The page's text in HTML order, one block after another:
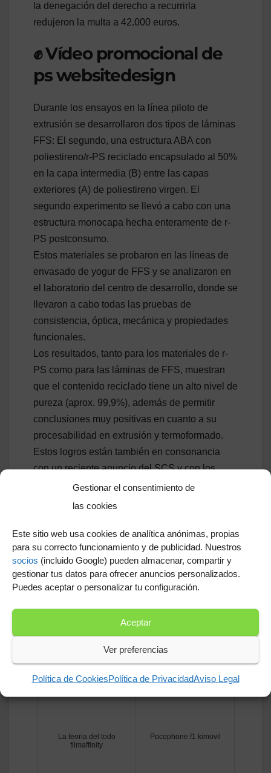
Gestionar el consentimiento de
las cookies
Este sitio web usa cookies de analítica anónimas, propias
para su correcto funcionamiento y de publicidad. Nuestros
socios (incluido Google) pueden almacenar, compartir y
gestionar tus datos para ofrecer anuncios personalizados.
Puedes aceptar o personalizar tu configuración.
Aceptar
Ver preferencias
Política de CookiesPolítica de PrivacidadAviso Legal
la denegación del derecho a recurrirla
redujeron la multa a 42.000 euros.
✊ Vídeo promocional de
ps websitedesign
Durante los ensayos en la línea piloto de
extrusión se desarrollaron dos tipos de láminas
FFS: El segundo, una estructura ABA con
poliestireno/r-PS reciclado encapsulado al 50%
en la capa intermedia (B) entre las capas
exteriores (A) de poliestireno virgen. El
segundo experimento se llevó a cabo con una
estructura monocapa hecha enteramente de r-
PS postconsumo.
Estos materiales se probaron en las líneas de
envasado de yogur de FFS y se analizaron en
el laboratorio del centro de desarrollo, donde se
llevaron a cabo todas las pruebas de
consistencia, óptica, mecánica y propiedades
funcionales.
Los resultados, tanto para los materiales de r-
PS como para las láminas de FFS, muestran
que el contenido reciclado tiene un alto nivel de
pureza (aprox. 99,9%), además de permitir
conclusiones muy positivas en cuanto a su
procesabilidad en extrusión y termoformado.
Estos logros están también en consonancia
con un reciente anuncio del SCS y con los
resultados de una prueba de desafío realizada
en colaboración con el Instituto Fraunhofer, que
Europea de Seguridad Alimentaria (EFSA) para
el uso de poliestireno reciclado (r-PS) como
material en contacto con alimentos
(http://styrenics-circular-solutions.com/news/).
Relacionados
La teoria del todo
filmaffinity
Pocophone f1 kimovil